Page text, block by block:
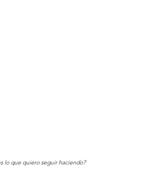
lo que quiero seguir haciendo?